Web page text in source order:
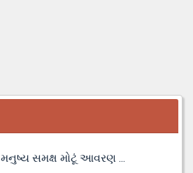
મનુષ્ય સમક્ષ મોટૂં આવરણ ...